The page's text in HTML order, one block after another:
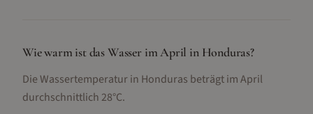
Wie warm ist das Wasser im April in Honduras?
Die Wassertemperatur in Honduras beträgt im April
durchschnittlich 28°C.